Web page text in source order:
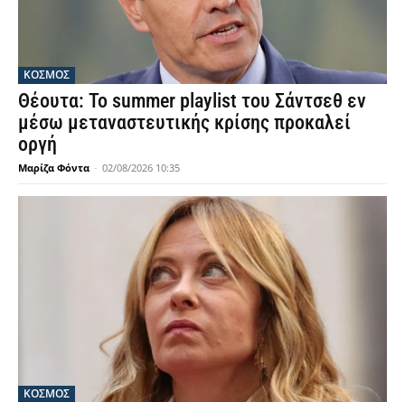
ΚΟΣΜΟΣ
Θέουτα: Το summer playlist του Σάντσεθ εν
μέσω μεταναστευτικής κρίσης προκαλεί
οργή
Μαρίζα Φόντα - 02/08/2026 10:35
ΚΟΣΜΟΣ